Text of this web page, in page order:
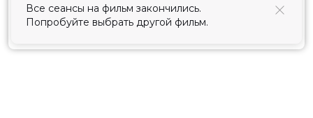
Все сеансы на фильм закончились.
Попробуйте выбрать другой фильм.
Принять